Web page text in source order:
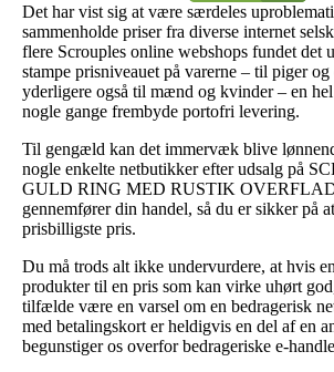
Det har vist sig at være særdeles
sammenholde priser fra diverse internet
flere Scrouples online webshops fundet det
stampe prisniveauet på varerne – til piger og
yderligere også til mænd og kvinder – en
nogle gange frembyde portofri levering.
Til gengæld kan det immervæk blive
nogle enkelte netbutikker efter udsalg på
GULD RING MED RUSTIK
gennemfører din handel, så du er sikker på
prisbilligste pris.
Du må trods alt ikke undervurdere, at hvis
produkter til en pris som kan virke uhørt
tilfælde være en varsel om en bedragerisk
med betalingskort er heldigvis en del af en
begunstiger os overfor bedrageriske e-